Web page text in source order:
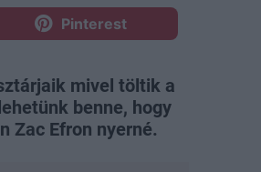
Pinterest
mivel töltik a
benne, hogy
Zac Efron nyerné.